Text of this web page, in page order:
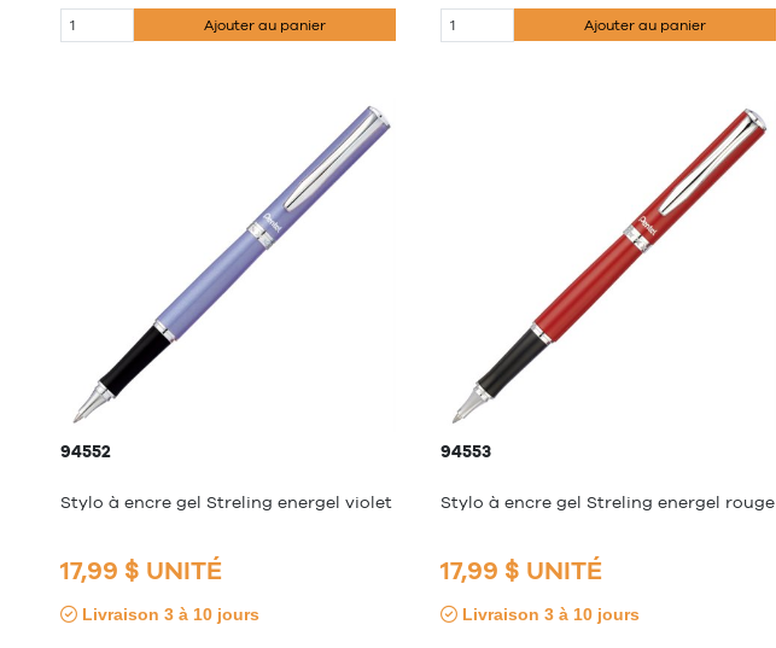
Ajouter au panier Ajouter au panier
94552
Stylo à encre gel Streling energel violet
17,99 $ UNITÉ
Livraison 3 à 10 jours
94553
Stylo à encre gel Streling energel rouge
17,99 $ UNITÉ
Livraison 3 à 10 jours